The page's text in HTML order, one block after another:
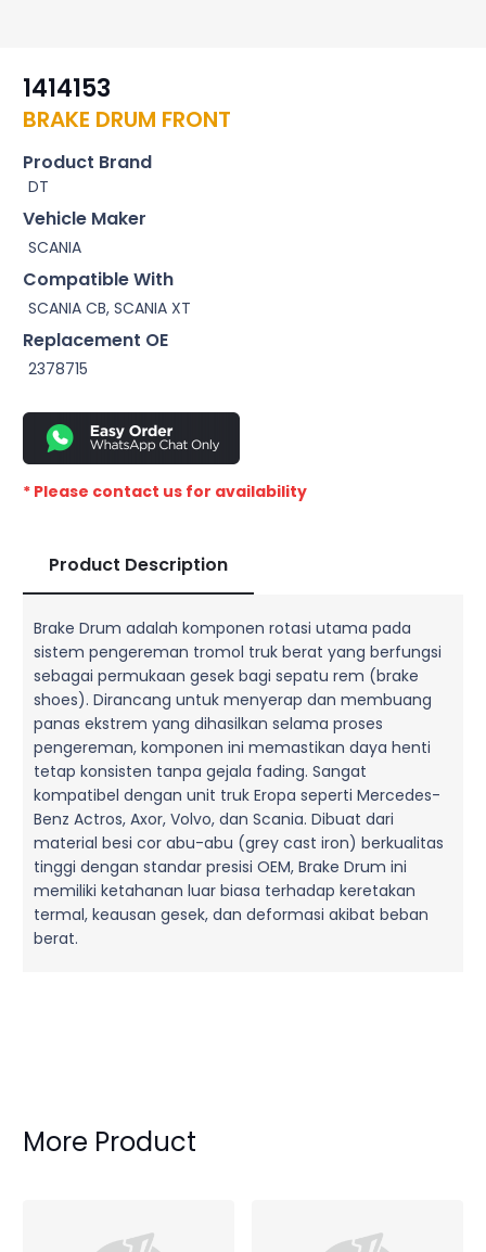
1414153
BRAKE DRUM FRONT
Product Brand
DT
Vehicle Maker
SCANIA
Compatible With
SCANIA CB, SCANIA XT
Replacement OE
2378715
* Please contact us for availability
Product Description
Brake Drum adalah komponen rotasi utama pada
sistem pengereman tromol truk berat yang berfungsi
sebagai permukaan gesek bagi sepatu rem (brake
shoes). Dirancang untuk menyerap dan membuang
panas ekstrem yang dihasilkan selama proses
pengereman, komponen ini memastikan daya henti
tetap konsisten tanpa gejala fading. Sangat
kompatibel dengan unit truk Eropa seperti Mercedes-
Benz Actros, Axor, Volvo, dan Scania. Dibuat dari
material besi cor abu-abu (grey cast iron) berkualitas
tinggi dengan standar presisi OEM, Brake Drum ini
memiliki ketahanan luar biasa terhadap keretakan
termal, keausan gesek, dan deformasi akibat beban
berat.
More Product